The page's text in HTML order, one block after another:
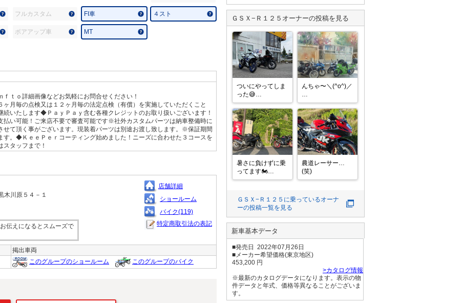
フルカスタム FI車 ４スト
ボアアップ車 MT
ｆｔｏ詳細画像などお気軽にお問合せください！
月毎の点検又は１２ヶ月毎の法定点検（有償）を実施していただくこと
続いたします◆ＰａｙＰａｙ含む各種クレジットのお取り扱いございます！
払い可能！ご来店不要で審査可能です※社外カスタムパーツは納車整備時に
せて頂く事がございます。現装着パーツは別途お渡し致します。※保証期間
す。◆ＫｅｅＰｅｒコーティング始めました！ニーズに合わせた３コースを
スタッフまで！
川原５４－１
伝えになるとスムーズで
店舗詳細
ショールーム
バイク(119)
特定商取引法の表記
掲出車両
このグループのショールーム このグループのバイク
ＧＳＸ−Ｒ１２５ オーナーの投稿を見る
ついにやってしま
った😅
めちゃくちゃ気に
入っていたボルド
ールを出して
我慢できずにGSX-
R125を買ってし
まいました笑笑
2週間ほど前にい
つものバロンにふ
うどいい
んちゃ〜＼(^o^)／
🌟おはようござい
マチュ🌟
ちのういつも行く
スーパーで釜揚げ
し
らすを買おうと思
って魚🐟️コーナー
に
まちた。山田のう
ぎ！！Instagram
暑さに負けずに乗
ってます🏍️
14Rはいつ帰って
農道レーサー…
(笑)
ＧＳＸ−Ｒ１２５ に乗っているオーナ
ーの投稿一覧を見る
新車基本データ
■発売日 2022年07月26日
■メーカー希望価格(東京地区)
453,200 円
>カタログ情報
※最新のカタログデータになります。表示の物
件データと年式、価格等異なることがございま
す。